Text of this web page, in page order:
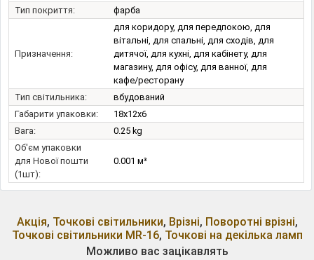
Тип покриття:
фарба
Призначення:
для коридору, для передпокою, для
вітальні, для спальні, для сходів, для
дитячої, для кухні, для кабінету, для
магазину, для офісу, для ванної, для
кафе/ресторану
Тип світильника:
вбудований
Габарити упаковки:
18x12x6
Вага:
0.25 kg
Об'єм упаковки
для Нової пошти
(1шт):
0.001 м³
Акція, Точкові світильники, Врізні, Поворотні врізні,
Точкові світильники MR-16, Точкові на декілька ламп
Можливо вас зацікавлять